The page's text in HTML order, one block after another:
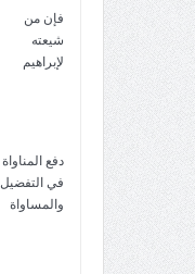
فإن من
شيعته
لإبراهيم
دفع المناواة
في التفضيل
والمساواة